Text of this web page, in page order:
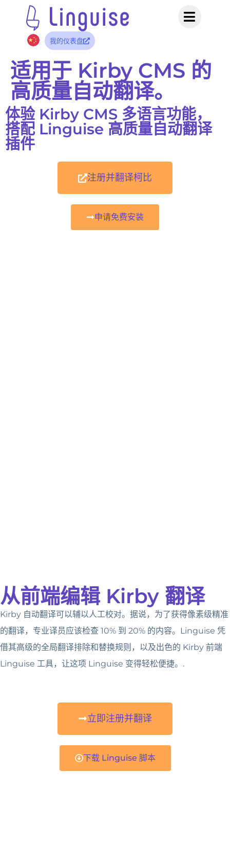
我的仪表盘
适用于 Kirby CMS 的
高质量自动翻译。
体验 Kirby CMS 多语言功能，
搭配 Linguise 高质量自动翻译
插件
注册并翻译柯比
申请免费安装
从前端编辑 Kirby 翻译
Kirby 自动翻译可以辅以人工校对。据说，为了获得像素级精准
的翻译，专业译员应该检查 10% 到 20% 的内容。Linguise 凭
借其高级的全局翻译排除和替换规则，以及出色的 Kirby 前端
Linguise 工具，让这项 Linguise 变得轻松便捷。.
立即注册并翻译
下载 Linguise 脚本